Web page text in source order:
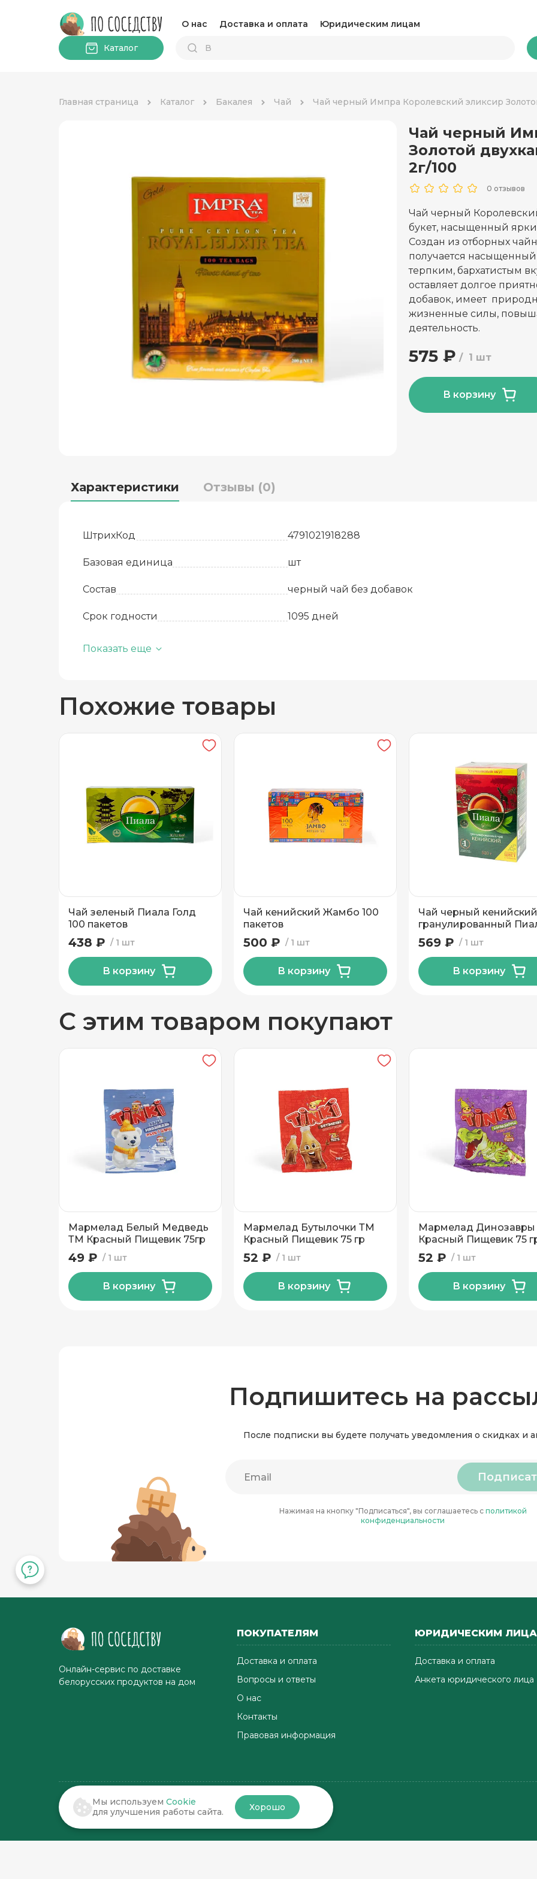
О нас Доставка и оплата Юридическим лицам
Каталог
Главная страница Каталог Бакалея Чай Чай черный Импра Королевский эликсир
Чай черный
Золотой
2г/100
0 отзывов
Чай черный
букет, насыщенный
Создан из отборных
получается
терпким, бархатистым
оставляет долгое
добавок, имеет
жизненные силы,
деятельность.
1 шт
575 ₽
В корзину
Характеристики Отзывы (0)
ШтрихКод 4791021918288
Базовая единица шт
Состав черный чай без добавок
Срок годности 1095 дней
Температура хранения
Показать еще
Похожие товары
Чай зеленый Пиала Голд
100 пакетов
1 шт
438 ₽
В корзину
Чай кенийский Жамбо 100
пакетов
1 шт
500 ₽
В корзину
Чай черный кенийский
гранулированный
Голд 500 гр
1 шт
569 ₽
В корзину
С этим товаром покупают
Мармелад Белый Медведь
ТМ Красный Пищевик 75гр
1 шт
49 ₽
В корзину
Мармелад Бутылочки ТМ
Красный Пищевик 75 гр
1 шт
52 ₽
В корзину
Мармелад
Красный Пищевик 75
1 шт
52 ₽
В корзину
Подпишитесь на
После подписки вы будете получать уведомления о скидках и
Нажимая на кнопку "Подписаться", вы соглашаетесь с политикой
конфиденциальности
Онлайн-сервис по доставке
белорусских продуктов на дом
ПОКУПАТЕЛЯМ
Доставка и оплата
Вопросы и ответы
О нас
Контакты
Правовая информация
ЮРИДИЧЕСКИМ
Доставка и оплата
Анкета юридического лица
© 2022-2026 . По соседству
Мы используем Cookie
для улучшения работы сайта.
Хорошо
Бакалея
Какао и горячий шоколад
Крупы, паста и макароны
Соль, сахар и специи
Доставка Самовывоз
Частный дом
Подъезд
Добавить новый адрес